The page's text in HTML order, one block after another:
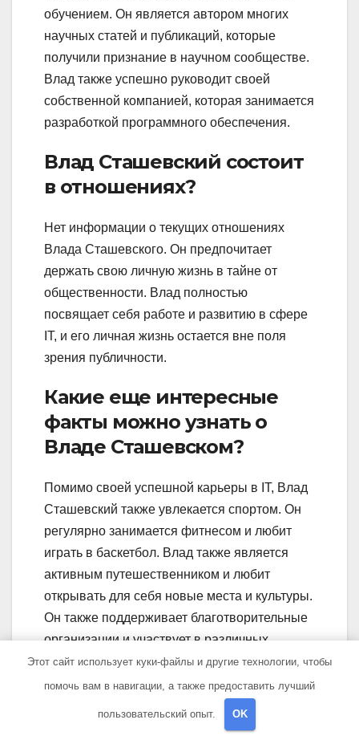
обучением. Он является автором многих
научных статей и публикаций, которые
получили признание в научном сообществе.
Влад также успешно руководит своей
собственной компанией, которая занимается
разработкой программного обеспечения.
Влад Сташевский состоит
в отношениях?
Нет информации о текущих отношениях
Влада Сташевского. Он предпочитает
держать свою личную жизнь в тайне от
общественности. Влад полностью
посвящает себя работе и развитию в сфере
IT, и его личная жизнь остается вне поля
зрения публичности.
Какие еще интересные
факты можно узнать о
Владе Сташевском?
Помимо своей успешной карьеры в IT, Влад
Сташевский также увлекается спортом. Он
регулярно занимается фитнесом и любит
играть в баскетбол. Влад также является
активным путешественником и любит
открывать для себя новые места и культуры.
Он также поддерживает благотворительные
организации и участвует в различных
социальных проектах.
Этот сайт использует куки-файлы и другие технологии, чтобы
помочь вам в навигации, а также предоставить лучший
пользовательский опыт. OK